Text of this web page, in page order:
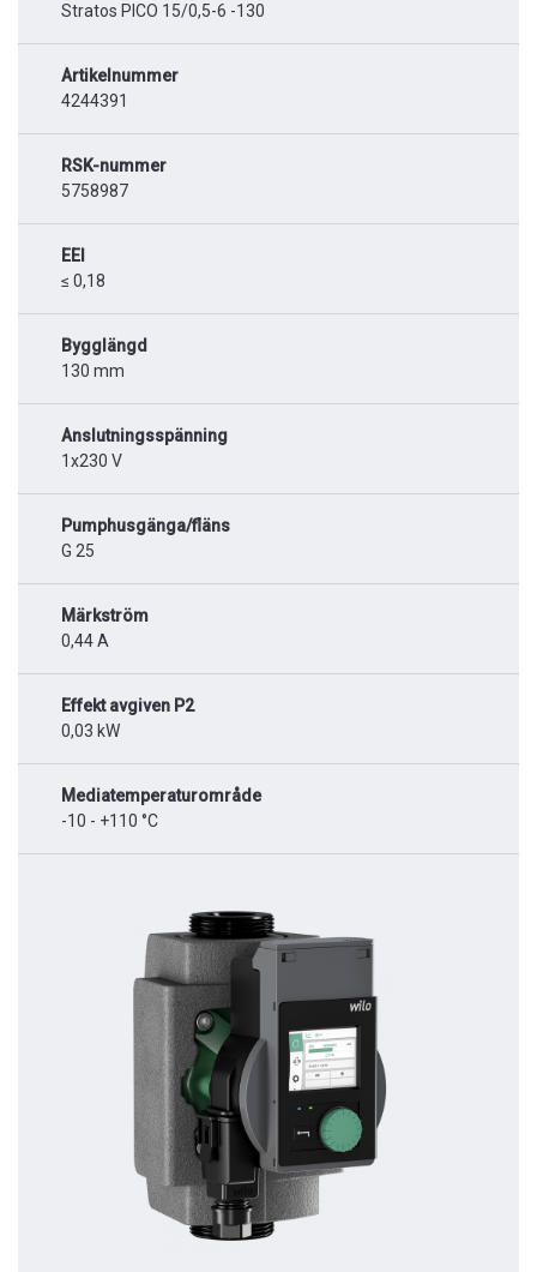
Stratos PICO 15/0,5-6 -130
Artikelnummer
4244391
RSK-nummer
5758987
EEI
≤ 0,18
Bygglängd
130 mm
Anslutningsspänning
1x230 V
Pumphusgänga/fläns
G 25
Märkström
0,44 A
Effekt avgiven P2
0,03 kW
Mediatemperaturområde
-10 - +110 °C